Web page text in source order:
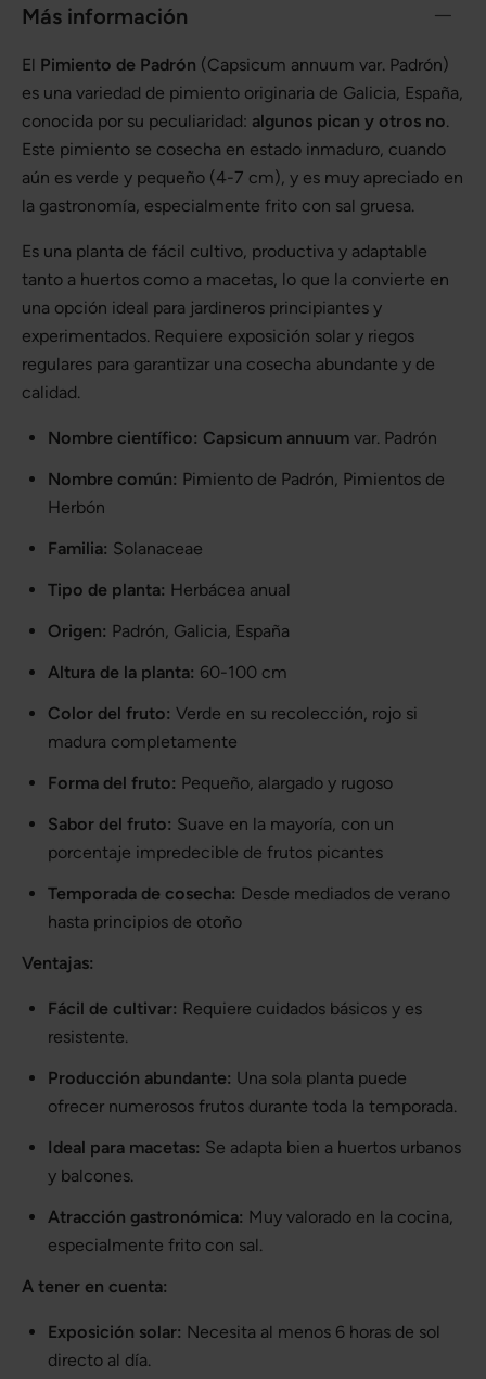
Más información
El Pimiento de Padrón (Capsicum annuum var. Padrón)
es una variedad de pimiento originaria de Galicia, España,
conocida por su peculiaridad: algunos pican y otros no.
Este pimiento se cosecha en estado inmaduro, cuando
aún es verde y pequeño (4-7 cm), y es muy apreciado en
la gastronomía, especialmente frito con sal gruesa.
Es una planta de fácil cultivo, productiva y adaptable
tanto a huertos como a macetas, lo que la convierte en
una opción ideal para jardineros principiantes y
experimentados. Requiere exposición solar y riegos
regulares para garantizar una cosecha abundante y de
calidad.
Nombre científico: Capsicum annuum var. Padrón
Nombre común: Pimiento de Padrón, Pimientos de
Herbón
Familia: Solanaceae
Tipo de planta: Herbácea anual
Origen: Padrón, Galicia, España
Altura de la planta: 60-100 cm
Color del fruto: Verde en su recolección, rojo si
madura completamente
Forma del fruto: Pequeño, alargado y rugoso
Sabor del fruto: Suave en la mayoría, con un
porcentaje impredecible de frutos picantes
Temporada de cosecha: Desde mediados de verano
hasta principios de otoño
Ventajas:
Fácil de cultivar: Requiere cuidados básicos y es
resistente.
Producción abundante: Una sola planta puede
ofrecer numerosos frutos durante toda la temporada.
Ideal para macetas: Se adapta bien a huertos urbanos
y balcones.
Atracción gastronómica: Muy valorado en la cocina,
especialmente frito con sal.
A tener en cuenta:
Exposición solar: Necesita al menos 6 horas de sol
directo al día.